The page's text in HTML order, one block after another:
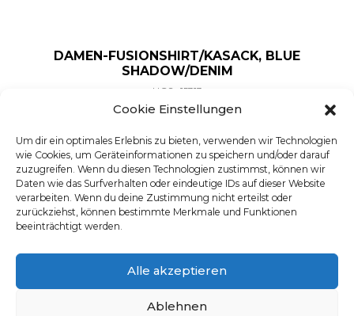
Cookie Einstellungen
Um dir ein optimales Erlebnis zu bieten, verwenden wir Technologien
wie Cookies, um Geräteinformationen zu speichern und/oder darauf
zuzugreifen. Wenn du diesen Technologien zustimmst, können wir
Daten wie das Surfverhalten oder eindeutige IDs auf dieser Website
verarbeiten. Wenn du deine Zustimmung nicht erteilst oder
zurückziehst, können bestimmte Merkmale und Funktionen
beeinträchtigt werden.
Alle akzeptieren
Ablehnen
DAMEN-FUSIONSHIRT/KASACK, BLUE
SHADOW/DENIM
UGS : 15313
Ce produit a plusieurs